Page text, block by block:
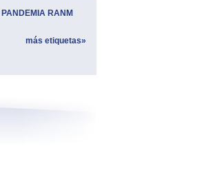
PANDEMIA RANM
más etiquetas»